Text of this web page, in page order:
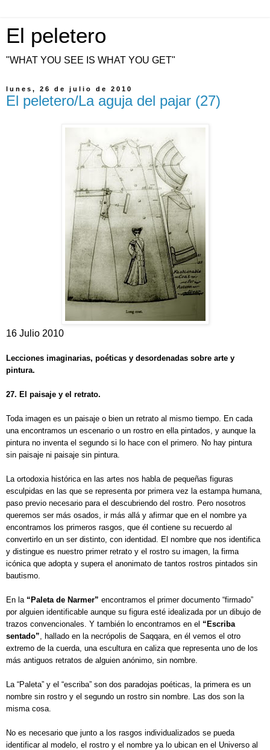
El peletero
"WHAT YOU SEE IS WHAT YOU GET"
lunes, 26 de julio de 2010
El peletero/La aguja del pajar (27)
16 Julio 2010
Lecciones imaginarias, poéticas y desordenadas sobre arte y
pintura.
27. El paisaje y el retrato.
Toda imagen es un paisaje o bien un retrato al mismo tiempo. En cada
una encontramos un escenario o un rostro en ella pintados, y aunque la
pintura no inventa el segundo si lo hace con el primero. No hay pintura
sin paisaje ni paisaje sin pintura.
La ortodoxia histórica en las artes nos habla de pequeñas figuras
esculpidas en las que se representa por primera vez la estampa humana,
paso previo necesario para el descubriendo del rostro. Pero nosotros
queremos ser más osados, ir más allá y afirmar que en el nombre ya
encontramos los primeros rasgos, que él contiene su recuerdo al
convertirlo en un ser distinto, con identidad. El nombre que nos identifica
y distingue es nuestro primer retrato y el rostro su imagen, la firma
icónica que adopta y supera el anonimato de tantos rostros pintados sin
bautismo.
En la “Paleta de Narmer” encontramos el primer documento “firmado”
por alguien identificable aunque su figura esté idealizada por un dibujo de
trazos convencionales. Y también lo encontramos en el “Escriba
sentado” , hallado en la necrópolis de Saqqara, en él vemos el otro
extremo de la cuerda, una escultura en caliza que representa uno de los
más antiguos retratos de alguien anónimo, sin nombre.
La “Paleta” y el “escriba” son dos paradojas poéticas, la primera es un
nombre sin rostro y el segundo un rostro sin nombre. Las dos son la
misma cosa.
No es necesario que junto a los rasgos individualizados se pueda
identificar al modelo, el rostro y el nombre ya lo ubican en el Universo al